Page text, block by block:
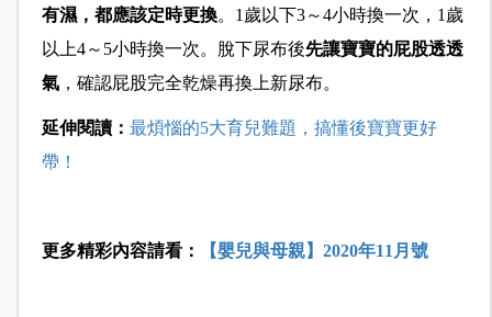
有濕，都應該定時更換。1歲以下3～4小時換一次，1歲
以上4～5小時換一次。脫下尿布後先讓寶寶的屁股透透
氣，確認屁股完全乾燥再換上新尿布。
延伸閱讀： 最煩惱的5大育兒難題，搞懂後寶寶更好
帶！
更多精彩內容請看： 【嬰兒與母親】2020年11月號